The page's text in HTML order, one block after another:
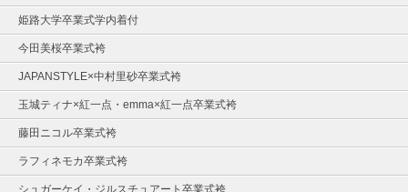
姫路大学卒業式学内着付
今田美桜卒業式袴
JAPANSTYLE×中村里砂卒業式袴
玉城ティナ×紅一点・emma×紅一点卒業式袴
藤田ニコル卒業式袴
ラフィネモカ卒業式袴
シュガーケイ・ジルスチュアート卒業式袴